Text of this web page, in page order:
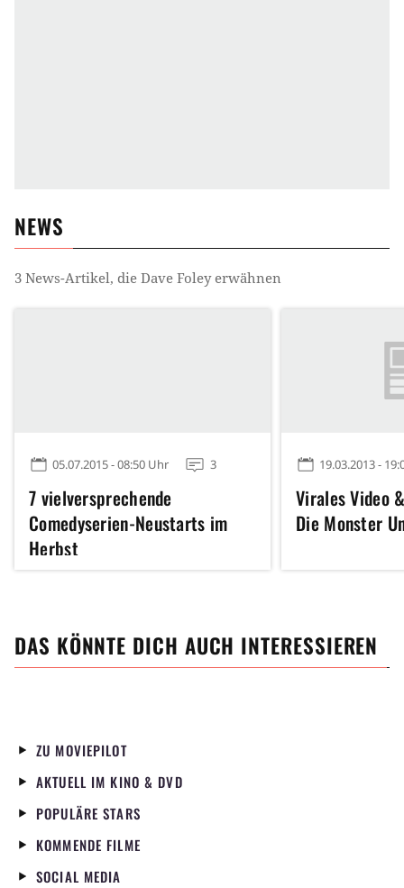
NEWS
3 News-Artikel, die Dave Foleyerwähnen
05.07.2015 - 08:50 Uhr 3
7 vielversprechende
Comedyserien-Neustarts im
Herbst
19.03.2013 -
Virales Video
Die Monster
DAS KÖNNTE DICH AUCH INTERESSIEREN
ZU MOVIEPILOT
AKTUELL IM KINO & DVD
POPULÄRE STARS
KOMMENDE FILME
SOCIAL MEDIA